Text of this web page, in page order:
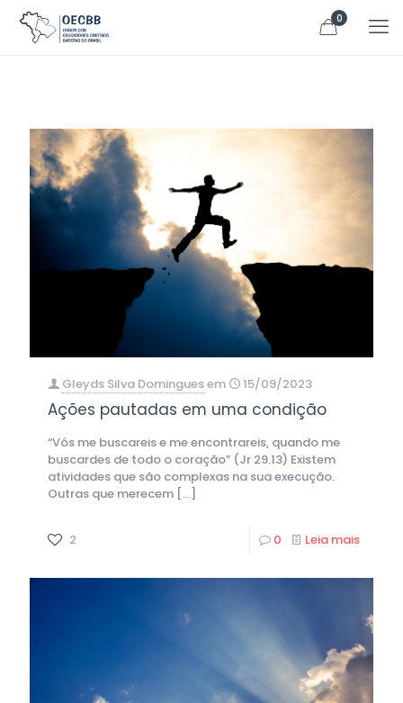
0
Gleyds Silva Dominguesem 15/09/2023
Ações pautadas em uma condição
“Vós me buscareis e me encontrareis, quando me
buscardes de todo o coração” (Jr 29.13) Existem
atividades que são complexas na sua execução.
Outras que merecem […]
2 0 Leia mais